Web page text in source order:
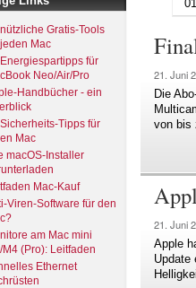
Gratis-Tools
Mac
für
Neo/Air/Pro
Handbücher - ein
Tipps für
Mac
macOS-Installer
Mac-Kauf
Viren-Software für den
am Mac mini
M4 (Pro): Leitfaden
Ethernet
01
21. Juni
Die
von bis
21. Juni
Apple
Update